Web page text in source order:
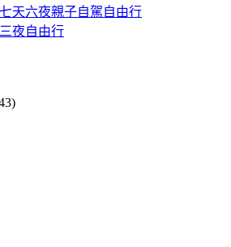
天六夜親子自駕自由行
夜自由行